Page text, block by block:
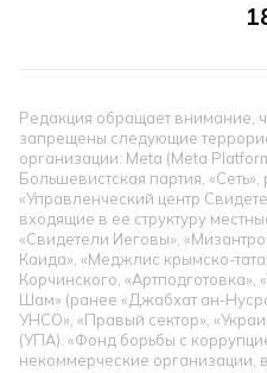
Редакция обращает внимание,
запрещены следующие
организации: Meta (Meta
Большевистская партия,
«Управленческий центр
входящие в ее структуру
«Свидетели Иеговы»,
Каида», «Меджлис крымско-
Корчинского,
Шам» (ранее «Джабхат ан-
УНСО», «Правый сектор»,
(УПА). «Фонд борьбы с
некоммерческие